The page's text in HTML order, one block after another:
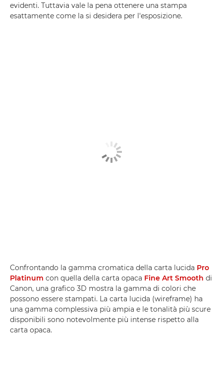
evidenti. Tuttavia vale la pena ottenere una stampa
esattamente come la si desidera per l'esposizione.
Confrontando la gamma cromatica della carta lucida Pro
Platinum con quella della carta opaca Fine Art Smooth di
Canon, una grafico 3D mostra la gamma di colori che
possono essere stampati. La carta lucida (wireframe) ha
una gamma complessiva più ampia e le tonalità più scure
disponibili sono notevolmente più intense rispetto alla
carta opaca.